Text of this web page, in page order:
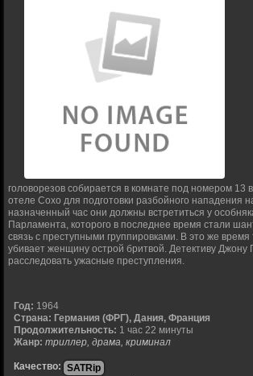
головорезов собирается в комнате под номером 13
отеле Сохо для подготовки разбойного нападения
назначенный час они должны встретиться у
Парламента, которого в последнее время стали
связь с преступными группировками. В это же
убивает женщину острой бритвой. Детективу Джону
расследовать ужасные преступления.
Год: 1964
Страна: Германия (ФРГ), Дания, Франция
Продолжительность: 1 час 22 минуты
Жанр: триллер, драма, криминал
Качество: SATRip